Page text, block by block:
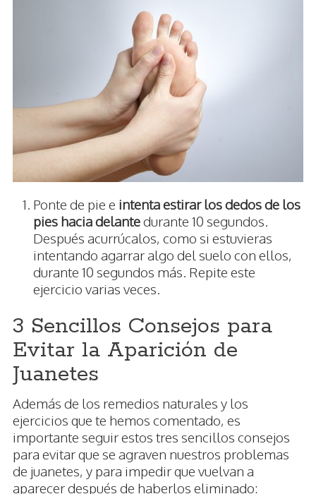
Ponte de pie e intenta estirar los dedos de los
pies hacia delantedurante 10 segundos.
Después acurrúcalos, como si estuvieras
intentando agarrar algo del suelo con ellos,
durante 10 segundos más. Repite este
ejercicio varias veces.
3 Sencillos Consejos para
Evitar la Aparición de
Juanetes
Además de los remedios naturales y los
ejercicios que te hemos comentado, es
importante seguir estos tres sencillos consejos
para evitar que se agraven nuestros problemas
de juanetes, y para impedir que vuelvan a
aparecer después de haberlos eliminado: